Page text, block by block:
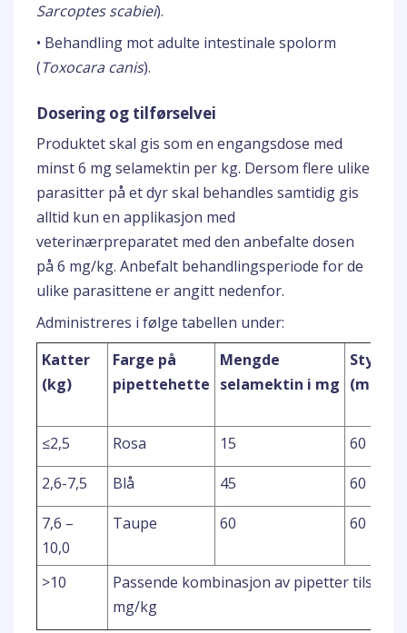
Sarcoptes scabiei).
• Behandling mot adulte intestinale spolorm
(Toxocara canis).
Dosering og tilførselvei
Produktet skal gis som en engangsdose med
minst 6 mg selamektin per kg. Dersom flere ulike
parasitter på et dyr skal behandles samtidig gis
alltid kun en applikasjon med
veterinærpreparatet med den anbefalte dosen
på 6 mg/kg. Anbefalt behandlingsperiode for de
ulike parasittene er angitt nedenfor.
Administreres i følge tabellen under:
Katter
(kg)
Farge på
pipettehette
Mengde
selamektin i mg
Styrke
(mg/
≤2,5 Rosa 15
60
2,6-7,5
Blå 45
60
7,6 –
10,0
Taupe 60 60
>10
Passende kombinasjon av pipetter
mg/kg